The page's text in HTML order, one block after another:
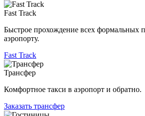
Fast Track
Быстрое прохождение всех формальных
аэропорту.
Fast Track
Трансфер
Комфортное такси в аэропорт и обратно.
Заказать трансфер